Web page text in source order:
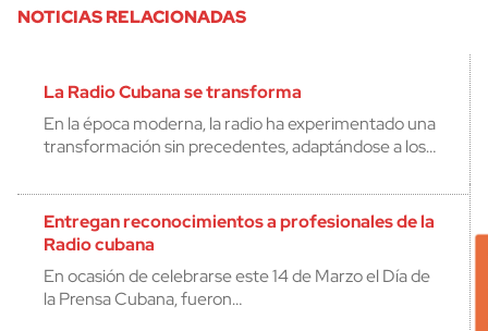
NOTICIAS RELACIONADAS
La Radio Cubana se transforma
En la época moderna, la radio ha experimentado una
transformación sin precedentes, adaptándose a los…
Entregan reconocimientos a profesionales de la
Radio cubana
En ocasión de celebrarse este 14 de Marzo el Día de
la Prensa Cubana, fueron…